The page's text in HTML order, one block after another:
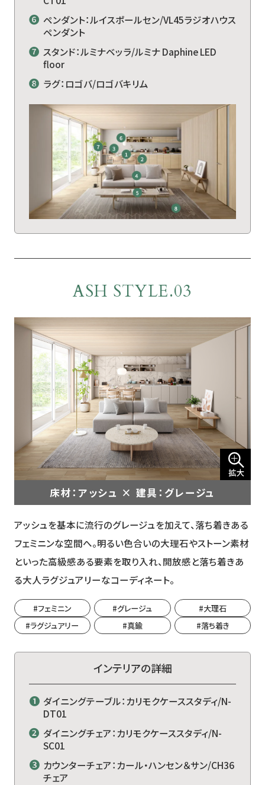
❻ ペンダント：ルイスポールセン/VL45ラジオハウス
ペンダント
❼ スタンド：ルミナベッラ/ルミナ Daphine LED
floor
❽ ラグ：ロゴバ/ロゴバキリム
ASH STYLE.03
床材：アッシュ × 建具：グレージュ
アッシュを基本に流行のグレージュを加えて、落ち着きある
フェミニンな空間へ。明るい色合いの大理石やストーン素材
といった高級感ある要素を取り入れ、開放感と落ち着きあ
る大人ラグジュアリーなコーディネート。
#フェミニン #グレージュ
#大理石
#ラグジュアリー
#真鍮 #落ち着き
インテリアの詳細
❶ ダイニングテーブル：カリモクケーススタディ/N-
DT01
❷ ダイニングチェア：カリモクケーススタディ/N-
SC01
❸ カウンターチェア：カール・ハンセン＆サン/CH36
チェア